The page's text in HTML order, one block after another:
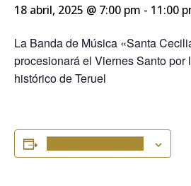
18 abril, 2025 @ 7:00 pm - 11:00
La Banda de Música «Santa
procesionará el Viernes Santo por
histórico de Teruel